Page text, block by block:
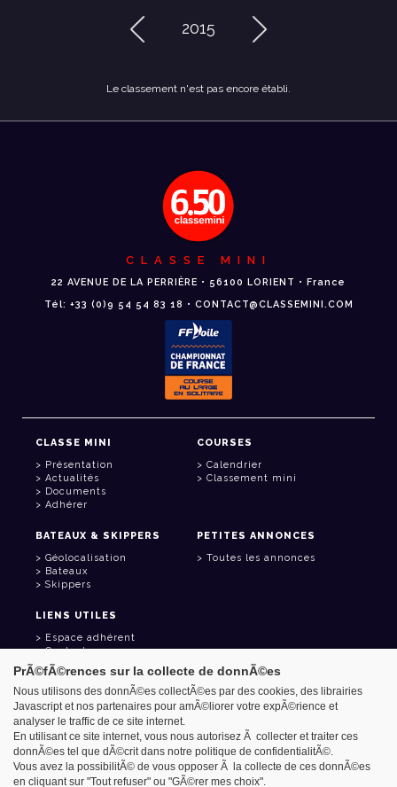
2015
Le classement n'est pas encore établi.
CLASSE MINI
22 AVENUE DE LA PERRIÈRE • 56100 LORIENT • France
Tél: +33 (0)9 54 54 83 18 • CONTACT@CLASSEMINI.COM
CLASSE MINI
Présentation
Actualités
Documents
Adhérer
COURSES
Calendrier
Classement mini
BATEAUX & SKIPPERS
Géolocalisation
Bateaux
Skippers
PETITES ANNONCES
Toutes les annonces
LIENS UTILES
Espace adhérent
Contact
Carnet d'adresses
Goodies
Azimut - Créateur de solutions numériques
Mentions légales
PrÃ©fÃ©rences sur la collecte de donnÃ©es
Nous utilisons des donnÃ©es collectÃ©es par des cookies, des librairies
Javascript et nos partenaires pour amÃ©liorer votre expÃ©rience et
analyser le traffic de ce site internet.
En utilisant ce site internet, vous nous autorisez Ã collecter et traiter ces
donnÃ©es tel que dÃ©crit dans notre politique de confidentialitÃ©.
Vous avez la possibilitÃ© de vous opposer Ã la collecte de ces donnÃ©es
en cliquant sur "Tout refuser" ou "GÃ©rer mes choix".